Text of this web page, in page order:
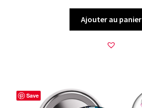
Ajouter au panier
Save